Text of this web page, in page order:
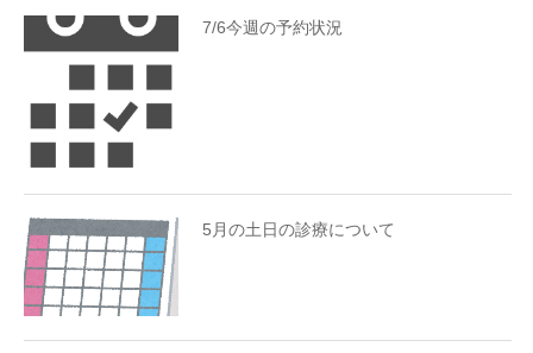
7/6今週の予約状況
5月の土日の診療について